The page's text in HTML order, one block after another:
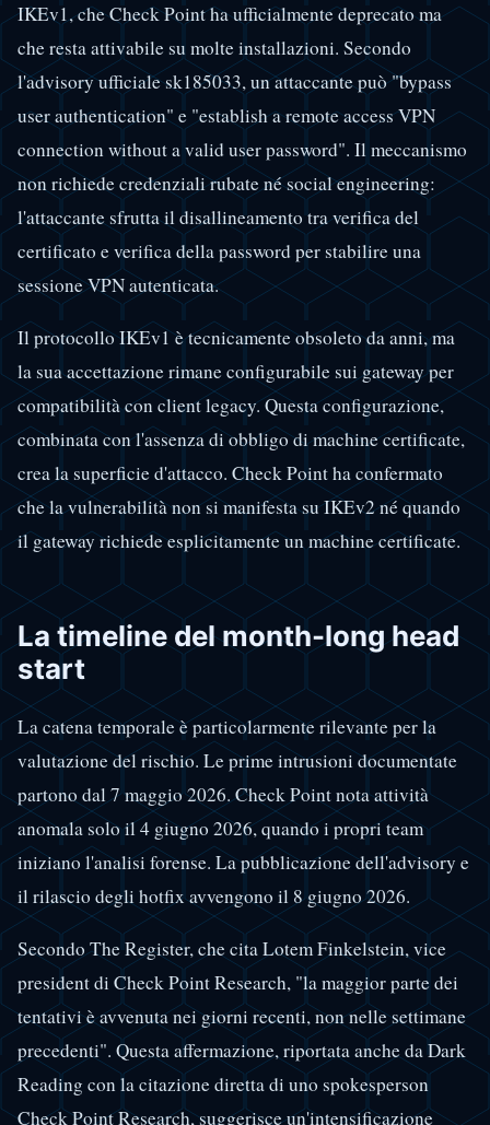
IKEv1, che Check Point ha ufficialmente deprecato ma
che resta attivabile su molte installazioni. Secondo
l'advisory ufficiale sk185033, un attaccante può "bypass
user authentication" e "establish a remote access VPN
connection without a valid user password". Il meccanismo
non richiede credenziali rubate né social engineering:
l'attaccante sfrutta il disallineamento tra verifica del
certificato e verifica della password per stabilire una
sessione VPN autenticata.
Il protocollo IKEv1 è tecnicamente obsoleto da anni, ma
la sua accettazione rimane configurabile sui gateway per
compatibilità con client legacy. Questa configurazione,
combinata con l'assenza di obbligo di machine certificate,
crea la superficie d'attacco. Check Point ha confermato
che la vulnerabilità non si manifesta su IKEv2 né quando
il gateway richiede esplicitamente un machine certificate.
La timeline del month-long head
start
La catena temporale è particolarmente rilevante per la
valutazione del rischio. Le prime intrusioni documentate
partono dal 7 maggio 2026. Check Point nota attività
anomala solo il 4 giugno 2026, quando i propri team
iniziano l'analisi forense. La pubblicazione dell'advisory e
il rilascio degli hotfix avvengono il 8 giugno 2026.
Secondo The Register, che cita Lotem Finkelstein, vice
president di Check Point Research, "la maggior parte dei
tentativi è avvenuta nei giorni recenti, non nelle settimane
precedenti". Questa affermazione, riportata anche da Dark
Reading con la citazione diretta di uno spokesperson
Check Point Research, suggerisce un'intensificazione